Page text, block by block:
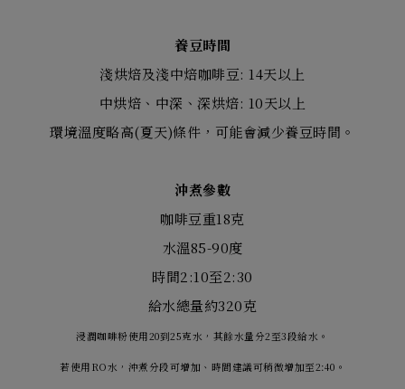
養豆時間
淺烘焙及淺中焙咖啡豆: 14天以上
中烘焙、中深、深烘焙: 10天以上
環境溫度略高(夏天)條件，可能會減少養豆時間。
沖煮參數
咖啡豆重18克
水溫85-90度
時間2:10至2:30
給水總量約320克
浸潤咖啡粉使用20到25克水，其餘水量分2至3段給水。
若使用RO水，沖煮分段可增加、時間建議可稍微增加至2:40。